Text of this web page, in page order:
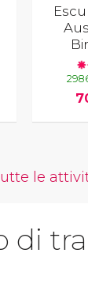
le
di